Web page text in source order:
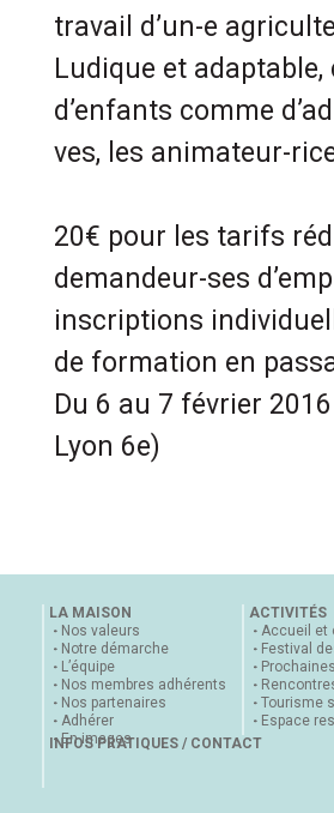
travail d’un-e
Ludique et
d’enfants comme
ves, les animateur-
20€ pour les tarifs
demandeur-ses
inscriptions
de formation en
Du 6 au 7 février
Lyon 6e)
LA MAISON
Nos valeurs
Notre démarche
L’équipe
Nos membres adhérents
Nos partenaires
Adhérer
En images
ACTIVITÉS
Accueil et
Festival
Tourisme
Espace
INFOS PRATIQUES / CONTACT